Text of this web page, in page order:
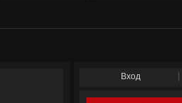
Вход